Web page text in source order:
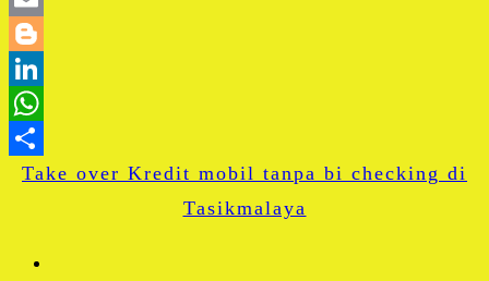
Share
Take over Kredit mobil tanpa bi checking di
Tasikmalaya